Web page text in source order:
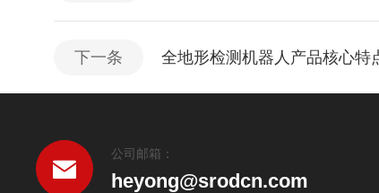
下一条 全地形检测机器人产品核心特
公司邮箱：
heyong@srodcn.com